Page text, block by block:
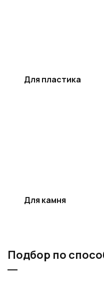
Для пластика
Для камня
Подбор по